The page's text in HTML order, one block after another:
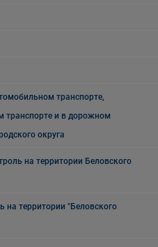
транспорте,
транспорте и в дорожном
округа
на территории Беловского
на территории "Беловского